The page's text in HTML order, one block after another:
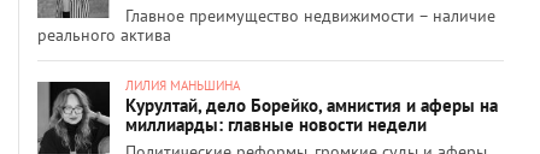
Главное преимущество недвижимости – наличие
реального актива
ЛИЛИЯ МАНЬШИНА
Курултай, дело Борейко, амнистия и аферы на
миллиарды: главные новости недели